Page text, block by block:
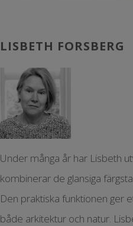
LISBETH FORSBERG
Under många år har Lisbeth
kombinerar de glansiga
Den praktiska funktionen ger
både arkitektur och natur.